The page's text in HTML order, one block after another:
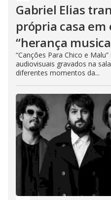
Gabriel Elias
própria casa
“herança
“Canções Para Chico e
audiovisuais gravados na
diferentes momentos da...